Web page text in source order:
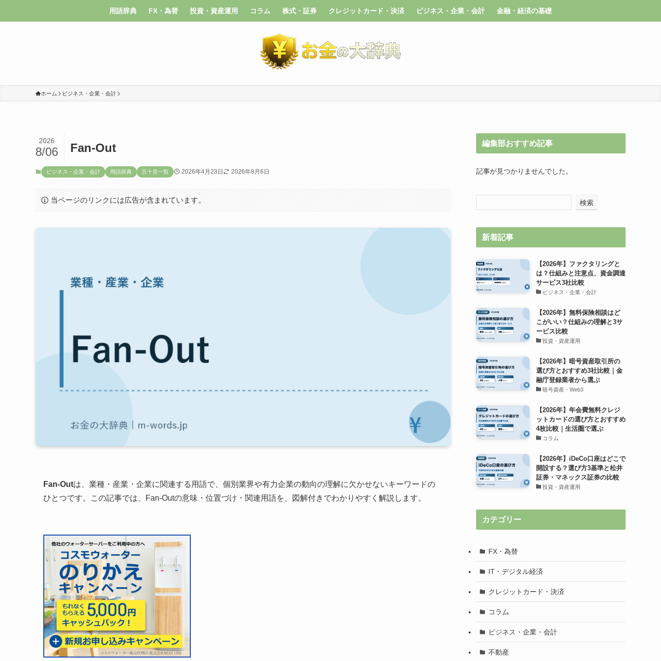
用語辞典 FX・為替 投資・資産運用 コラム 株式・証券 クレジットカード・決済 ビジネス・企業・会計 金融・経済の基礎
ホーム ビジネス・企業・会計
Fan-Out
2026
8/06
ビジネス・企業・会計 用語辞典 五十音一覧 2026年4月23日 2026年8月6日
当ページのリンクには広告が含まれています。
Fan-Outは、業種・産業・企業に関連する用語で、個別業界や有力企業の動向の理解に欠かせないキーワードの
ひとつです。この記事では、Fan-Outの意味・位置づけ・関連用語を、図解付きでわかりやすく解説します。
編集部おすすめ記事
記事が見つかりませんでした。
検索
新着記事
【2026年】ファクタリングと
は？仕組みと注意点、資金調達
サービス3社比較
ビジネス・企業・会計
【2026年】無料保険相談はど
こがいい？仕組みの理解と3サ
ービス比較
投資・資産運用
【2026年】暗号資産取引所の
選び方とおすすめ3社比較｜金
融庁登録業者から選ぶ
暗号資産・Web3
【2026年】年会費無料クレジ
ットカードの選び方とおすすめ
4枚比較｜生活圏で選ぶ
コラム
【2026年】iDeCo口座はどこで
開設する？選び方3基準と松井
証券・マネックス証券の比較
投資・資産運用
カテゴリー
FX・為替
IT・デジタル経済
クレジットカード・決済
コラム
ビジネス・企業・会計
不動産